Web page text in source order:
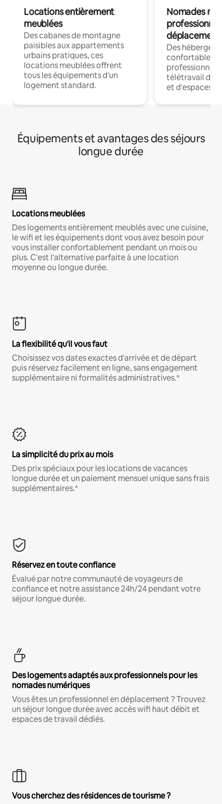
Locations entièrement
meublées
Des cabanes de montagne
paisibles aux appartements
urbains pratiques, ces
locations meublées offrent
tous les équipements d'un
logement standard.
Nomades
déplacement
Des
confortables
professionnels
télétravail
et d'espaces
Équipements et avantages des séjours
longue durée
Locations meublées
Des logements entièrement meublés avec une cuisine,
le wifi et les équipements dont vous avez besoin pour
vous installer confortablement pendant un mois ou
plus. C'est l'alternative parfaite à une location
moyenne ou longue durée.
La flexibilité qu'il vous faut
Choisissez vos dates exactes d'arrivée et de départ
puis réservez facilement en ligne, sans engagement
supplémentaire ni formalités administratives.*
La simplicité du prix au mois
Des prix spéciaux pour les locations de vacances
longue durée et un paiement mensuel unique sans frais
supplémentaires.*
Réservez en toute confiance
Évalué par notre communauté de voyageurs de
confiance et notre assistance 24h/24 pendant votre
séjour longue durée.
Des logements adaptés aux professionnels pour les
nomades numériques
Vous êtes un professionnel en déplacement ? Trouvez
un séjour longue durée avec accès wifi haut débit et
espaces de travail dédiés.
Vous cherchez des résidences de tourisme ?